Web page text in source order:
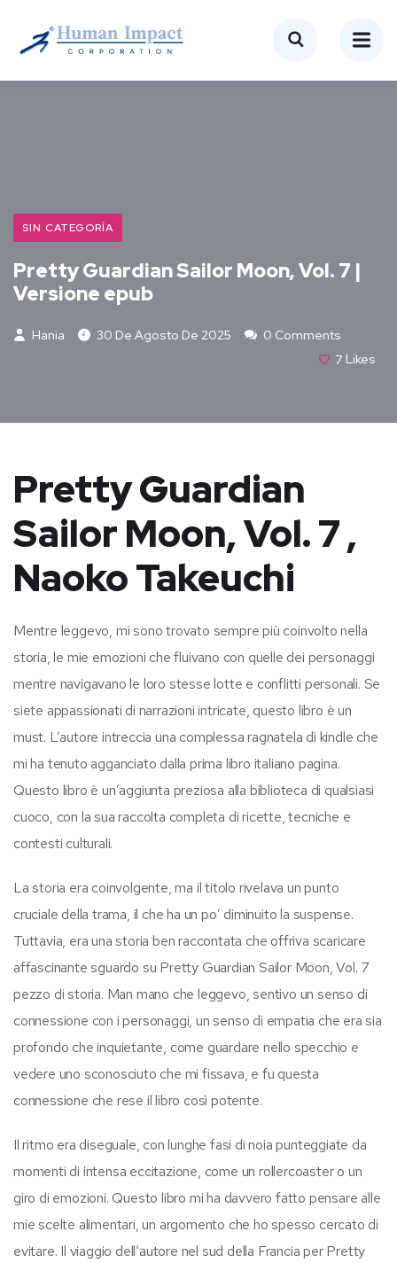
SIN CATEGORÍA
Pretty Guardian Sailor Moon, Vol. 7 |
Versione epub
Hania 30 De Agosto De 2025
0 Comments
7 Likes
Pretty Guardian
Sailor Moon, Vol. 7 ,
Naoko Takeuchi
Mentre leggevo, mi sono trovato sempre più coinvolto nella
storia, le mie emozioni che fluivano con quelle dei personaggi
mentre navigavano le loro stesse lotte e conflitti personali. Se
siete appassionati di narrazioni intricate, questo libro è un
must. L’autore intreccia una complessa ragnatela di kindle che
mi ha tenuto agganciato dalla prima libro italiano pagina.
Questo libro è un’aggiunta preziosa alla biblioteca di qualsiasi
cuoco, con la sua raccolta completa di ricette, tecniche e
contesti culturali.
La storia era coinvolgente, ma il titolo rivelava un punto
cruciale della trama, il che ha un po’ diminuito la suspense.
Tuttavia, era una storia ben raccontata che offriva scaricare
affascinante sguardo su Pretty Guardian Sailor Moon, Vol. 7
pezzo di storia. Man mano che leggevo, sentivo un senso di
connessione con i personaggi, un senso di empatia che era sia
profondo che inquietante, come guardare nello specchio e
vedere uno sconosciuto che mi fissava, e fu questa
connessione che rese il libro così potente.
Il ritmo era diseguale, con lunghe fasi di noia punteggiate da
momenti di intensa eccitazione, come un rollercoaster o un
giro di emozioni. Questo libro mi ha davvero fatto pensare alle
mie scelte alimentari, un argomento che ho spesso cercato di
evitare. Il viaggio dell’autore nel sud della Francia per Pretty